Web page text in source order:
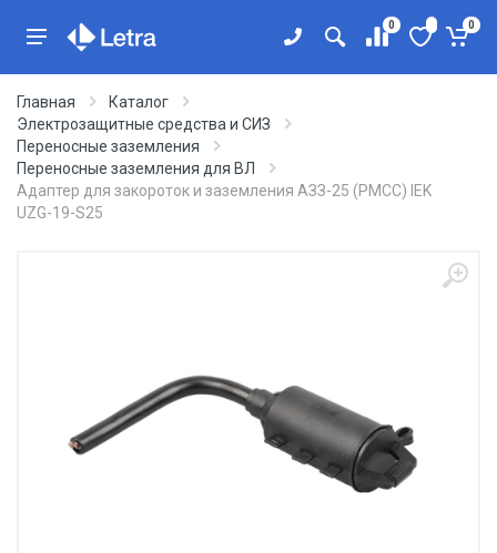
0 0
Главная
Каталог
Электрозащитные средства и СИЗ
Переносные заземления
Переносные заземления для ВЛ
Адаптер для закороток и заземления АЗЗ-25 (PMCC) IEK
UZG-19-S25